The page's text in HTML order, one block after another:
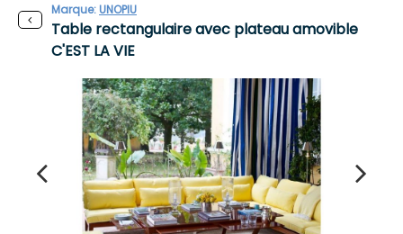
Exclusivité web !
Table rectangulaire avec plateau amovible
C'EST LA VIE
Marque:UNOPIU